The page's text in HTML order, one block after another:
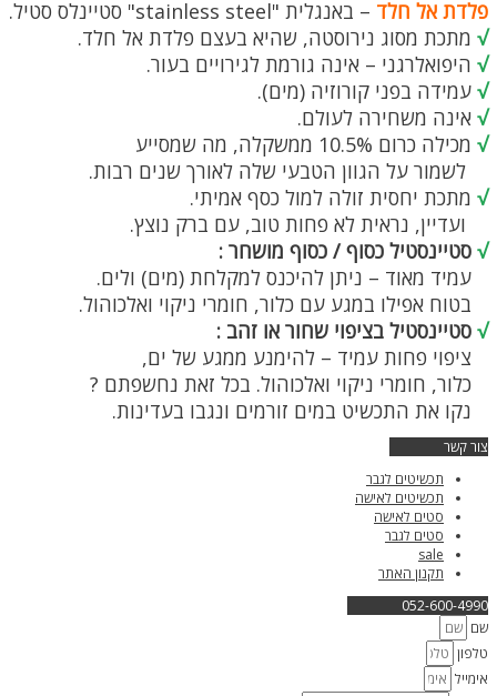
פלדת אל חלד – באנגלית "stainless steel" סטיינלס סטיל.
√ מתכת מסוג נירוסטה, שהיא בעצם פלדת אל חלד.
√ היפואלרגני – אינה גורמת לגירויים בעור.
√ עמידה בפני קורוזיה (מים).
√ אינה משחירה לעולם.
√ מכילה כרום 10.5% ממשקלה, מה שמסייע
לשמור על הגוון הטבעי שלה לאורך שנים רבות.
√ מתכת יחסית זולה למול כסף אמיתי.
ועדיין, נראית לא פחות טוב, עם ברק נוצץ.
√ סטיינסטיל כסוף / כסוף מושחר :
עמיד מאוד – ניתן להיכנס למקלחת (מים) ולים.
בטוח אפילו במגע עם כלור, חומרי ניקוי ואלכוהול.
√ סטיינסטיל בציפוי שחור או זהב :
ציפוי פחות עמיד – להימנע ממגע של ים,
כלור, חומרי ניקוי ואלכוהול. בכל זאת נחשפתם ?
נקו את התכשיט במים זורמים ונגבו בעדינות.
צור קשר
תכשיטים לגבר
תכשיטים לאישה
סטים לאישה
סטים לגבר
sale
תקנון האתר
052-600-4990
שם
טלפון
אימייל